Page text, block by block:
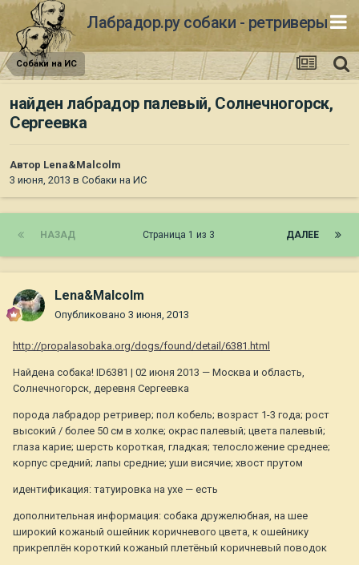
Лабрадор.ру собаки - ретриверы
Собаки на ИС
найден лабрадор палевый, Солнечногорск,
Сергеевка
Автор Lena&Malcolm
3 июня, 2013 в Собаки на ИС
НАЗАД ДАЛЕЕ
Страница 1 из 3
Lena&Malcolm
Опубликовано 3 июня, 2013
http://propalasobaka.org/dogs/found/detail/6381.html
Найдена cобака! ID6381 | 02 июня 2013 — Москва и область,
Солнечногорск, деревня Сергеевка
порода лабрадор ретривер; пол кобель; возраст 1-3 года; рост
высокий / более 50 см в холке; окрас палевый; цвета палевый;
глаза карие; шерсть короткая, гладкая; телосложение среднее;
корпус средний; лапы средние; уши висячие; хвост прутом
идентификация: татуировка на ухе — есть
дополнительная информация: собака дружелюбная, на шее
широкий кожаный ошейник коричневого цвета, к ошейнику
прикреплён короткий кожаный плетёный коричневый поводок